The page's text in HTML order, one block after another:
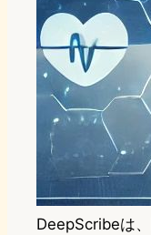
DeepScribeは